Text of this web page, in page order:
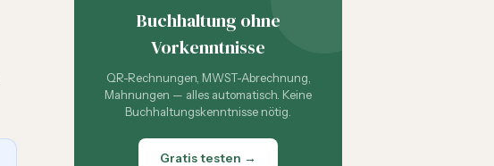
Buchhaltung ohne
Vorkenntnisse
QR-Rechnungen, MWST-Abrechnung,
Mahnungen — alles automatisch. Keine
Buchhaltungskenntnisse nötig.
Gratis testen →